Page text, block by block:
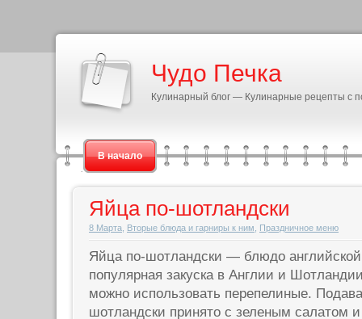
Чудо Печка
Кулинарный блог — Кулинарные рецепты с
В начало
Яйца по-шотландски
8 Марта Вторые блюда и гарниры к ним Праздничное меню
Яйца по-шотландски — блюдо английской
популярная закуска в Англии и
можно использовать перепелиные.
шотландски принято с зеленым салатом